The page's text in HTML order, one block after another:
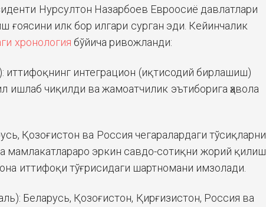
Нурсултон Назарбоев Евроосиё давлатлари
ғоясини илк бор илгари сурган эди. Кейинчалик
хронология бўйича ривожланди:
иттифоқнинг интеграцион (иқтисодий бирлашиш)
ишлаб чиқилди ва жамоатчилик эътиборига ҳавола
Қозоғистон ва Россия чегаралардаги тўсиқларни
мамлакатлараро эркин савдо-сотиқни жорий қилиш
иттифоқи тўғрисидаги шартномани имзолади.
Беларусь, Қозоғистон, Қирғизистон, Россия ва